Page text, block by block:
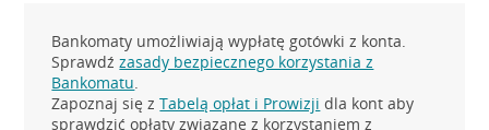
Bankomaty umożliwiają wypłatę gotówki z konta.
Sprawdźzasady bezpiecznego korzystania z
Bankomatu.
Zapoznaj się zTabelą opłat i Prowizji dla kont aby
sprawdzić opłaty związane z korzystaniem z